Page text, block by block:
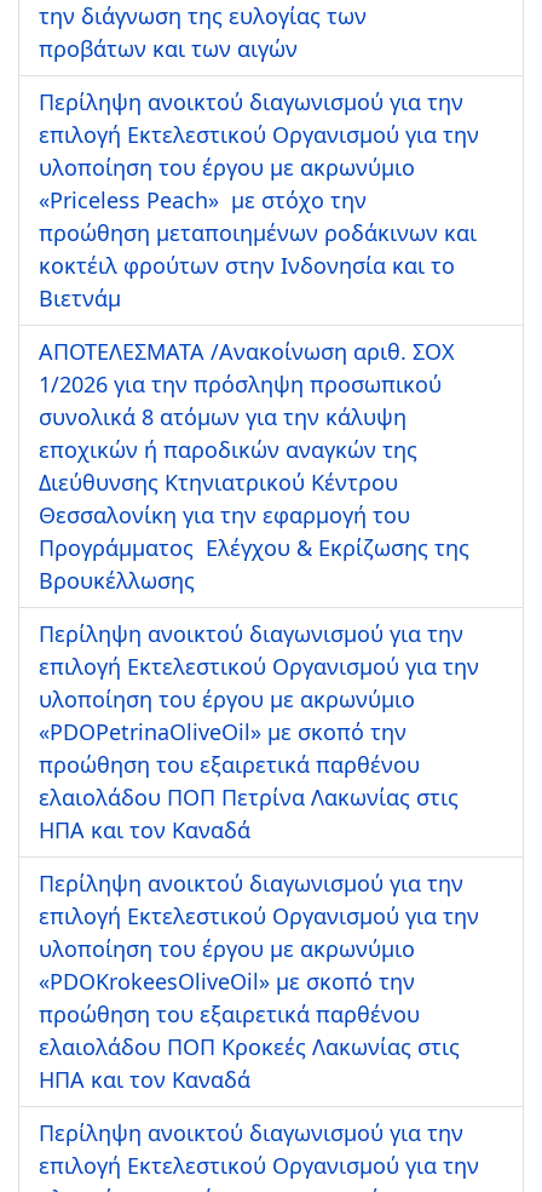
την διάγνωση της ευλογίας των
προβάτων και των αιγών
Περίληψη ανοικτού διαγωνισμού για την
επιλογή Εκτελεστικού Οργανισμού για την
υλοποίηση του έργου με ακρωνύμιο
«Priceless Peach» με στόχο την
προώθηση μεταποιημένων ροδάκινων και
κοκτέιλ φρούτων στην Ινδονησία και το
Βιετνάμ
ΑΠΟΤΕΛΕΣΜΑΤΑ /Ανακοίνωση αριθ. ΣΟΧ
1/2026 για την πρόσληψη προσωπικού
συνολικά 8 ατόμων για την κάλυψη
εποχικών ή παροδικών αναγκών της
Διεύθυνσης Κτηνιατρικού Κέντρου
Θεσσαλονίκη για την εφαρμογή του
Προγράμματος Ελέγχου & Εκρίζωσης της
Βρουκέλλωσης
Περίληψη ανοικτού διαγωνισμού για την
επιλογή Εκτελεστικού Οργανισμού για την
υλοποίηση του έργου με ακρωνύμιο
«PDOPetrinaOliveOil» με σκοπό την
προώθηση του εξαιρετικά παρθένου
ελαιολάδου ΠΟΠ Πετρίνα Λακωνίας στις
ΗΠΑ και τον Καναδά
Περίληψη ανοικτού διαγωνισμού για την
επιλογή Εκτελεστικού Οργανισμού για την
υλοποίηση του έργου με ακρωνύμιο
«PDOKrokeesOliveOil» με σκοπό την
προώθηση του εξαιρετικά παρθένου
ελαιολάδου ΠΟΠ Κροκεές Λακωνίας στις
ΗΠΑ και τον Καναδά
Περίληψη ανοικτού διαγωνισμού για την
επιλογή Εκτελεστικού Οργανισμού για την